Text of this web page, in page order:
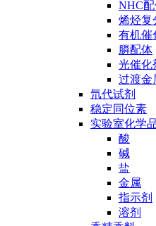
NHC
烯烃复
有机催
膦配体
光催化
过渡金
氘代试剂
稳定同位素
实验室化学
酸
碱
盐
金属
指示剂
溶剂